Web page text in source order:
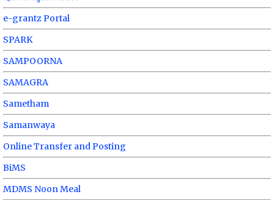
e-grantz Portal
SPARK
SAMPOORNA
SAMAGRA
Sametham
Samanwaya
Online Transfer and Posting
BiMS
MDMS Noon Meal